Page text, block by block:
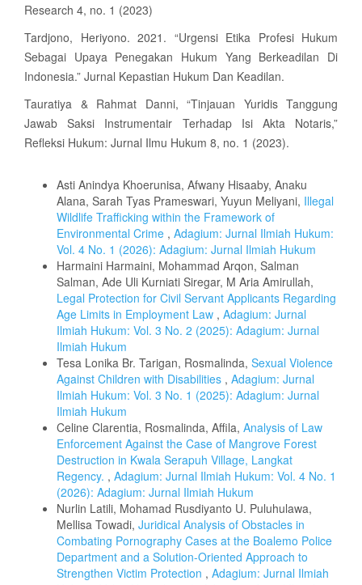
Research 4, no. 1 (2023)
Tardjono, Heriyono. 2021. “Urgensi Etika Profesi Hukum
Sebagai Upaya Penegakan Hukum Yang Berkeadilan Di
Indonesia.” Jurnal Kepastian Hukum Dan Keadilan.
Tauratiya & Rahmat Danni, “Tinjauan Yuridis Tanggung
Jawab Saksi Instrumentair Terhadap Isi Akta Notaris,”
Refleksi Hukum: Jurnal Ilmu Hukum 8, no. 1 (2023).
Asti Anindya Khoerunisa, Afwany Hisaaby, Anaku
Alana, Sarah Tyas Prameswari, Yuyun Meliyani, Illegal
Wildlife Trafficking within the Framework of
Environmental Crime , Adagium: Jurnal Ilmiah Hukum:
Vol. 4 No. 1 (2026): Adagium: Jurnal Ilmiah Hukum
Harmaini Harmaini, Mohammad Arqon, Salman
Salman, Ade Uli Kurniati Siregar, M Aria Amirullah,
Legal Protection for Civil Servant Applicants Regarding
Age Limits in Employment Law , Adagium: Jurnal
Ilmiah Hukum: Vol. 3 No. 2 (2025): Adagium: Jurnal
Ilmiah Hukum
Tesa Lonika Br. Tarigan, Rosmalinda, Sexual Violence
Against Children with Disabilities , Adagium: Jurnal
Ilmiah Hukum: Vol. 3 No. 1 (2025): Adagium: Jurnal
Ilmiah Hukum
Celine Clarentia, Rosmalinda, Affila, Analysis of Law
Enforcement Against the Case of Mangrove Forest
Destruction in Kwala Serapuh Village, Langkat
Regency. , Adagium: Jurnal Ilmiah Hukum: Vol. 4 No. 1
(2026): Adagium: Jurnal Ilmiah Hukum
Nurlin Latili, Mohamad Rusdiyanto U. Puluhulawa,
Mellisa Towadi, Juridical Analysis of Obstacles in
Combating Pornography Cases at the Boalemo Police
Department and a Solution-Oriented Approach to
Strengthen Victim Protection , Adagium: Jurnal Ilmiah